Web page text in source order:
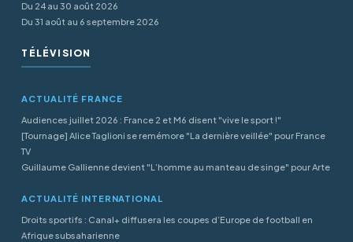
Du 24 au 30 août 2026
Du 31 août au 6 septembre 2026
TÉLÉVISION
ACTUALITÉ FRANCE
Audiences juillet 2026 : France 2 et M6 disent "vive le sport !"
[Tournage] Alice Taglioni se remémore "La dernière veillée" pour France
TV
Guillaume Gallienne devient "L’homme au manteau de singe" pour Arte
ACTUALITÉ INTERNATIONAL
Droits sportifs : Canal+ diffusera les coupes d’Europe de football en
Afrique subsaharienne